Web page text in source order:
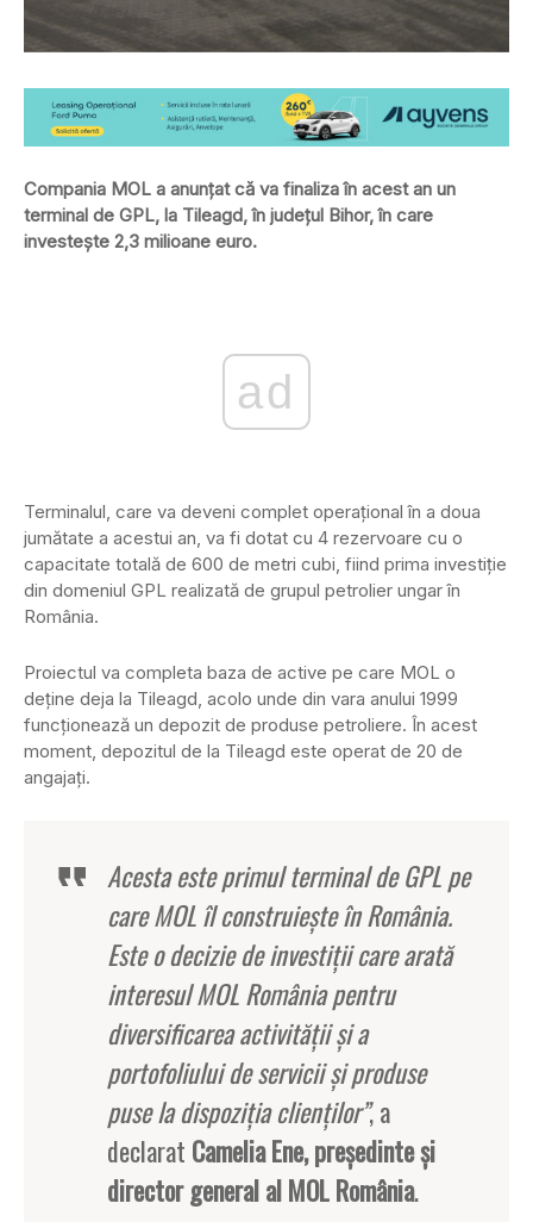
Compania MOL a anunţat că va finaliza în acest an un
terminal de GPL, la Tileagd, în judeţul Bihor, în care
investeşte 2,3 milioane euro.
ad
Terminalul, care va deveni complet operaţional în a doua
jumătate a acestui an, va fi dotat cu 4 rezervoare cu o
capacitate totală de 600 de metri cubi, fiind prima investiţie
din domeniul GPL realizată de grupul petrolier ungar în
România.
Proiectul va completa baza de active pe care MOL o
deţine deja la Tileagd, acolo unde din vara anului 1999
funcţionează un depozit de produse petroliere. În acest
moment, depozitul de la Tileagd este operat de 20 de
angajaţi.
Acesta este primul terminal de GPL pe
care MOL îl construieşte în România.
Este o decizie de investiţii care arată
interesul MOL România pentru
diversificarea activităţii şi a
portofoliului de servicii şi produse
puse la dispoziţia clienţilor”, a
declarat Camelia Ene, preşedinte şi
director general al MOL România.